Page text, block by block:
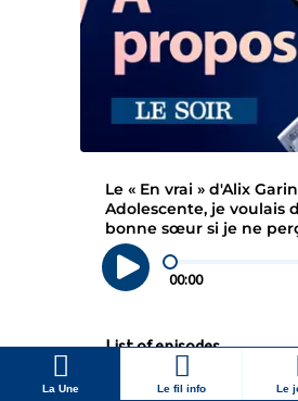
La Une Le fil info Le